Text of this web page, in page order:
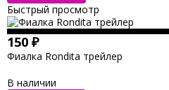
Быстрый просмотр
150 ₽
Фиалка Rondita трейлер
В наличии